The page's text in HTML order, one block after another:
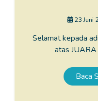
23 Juni
Selamat kepada
atas JUARA
Baca